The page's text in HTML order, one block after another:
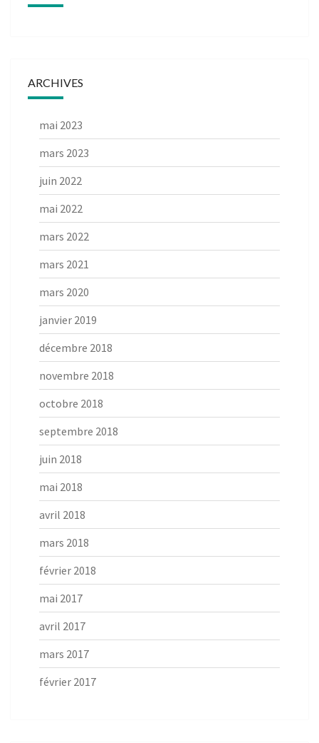
ARCHIVES
mai 2023
mars 2023
juin 2022
mai 2022
mars 2022
mars 2021
mars 2020
janvier 2019
décembre 2018
novembre 2018
octobre 2018
septembre 2018
juin 2018
mai 2018
avril 2018
mars 2018
février 2018
mai 2017
avril 2017
mars 2017
février 2017